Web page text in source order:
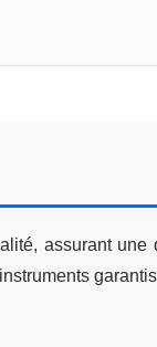
assurant